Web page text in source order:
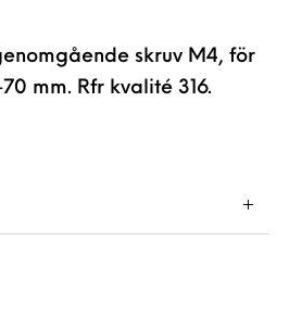
skruv M4, för
mm. Rfr kvalité 316.